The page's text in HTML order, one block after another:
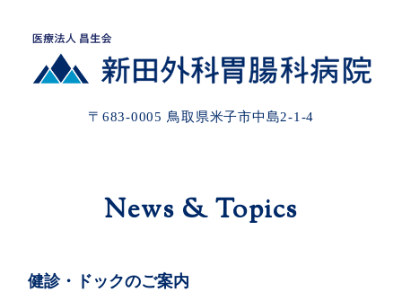
〒683-0005 鳥取県米子市中島2-1-4
News & Topics
健診・ドックのご案内